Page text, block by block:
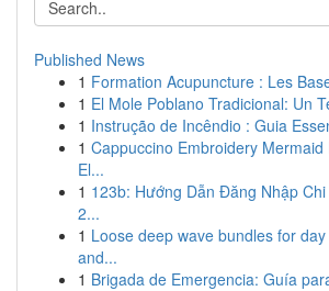
Published News
1 Formation Acupuncture : Les
1 El Mole Poblano Tradicional: Un
1 Instrução de Incêndio : Guia
1 Cappuccino Embroidery Mermaid
El...
1 123b: Hướng Dẫn Đăng Nhập
2...
1 Loose deep wave bundles for
and...
1 Brigada de Emergencia: Guía